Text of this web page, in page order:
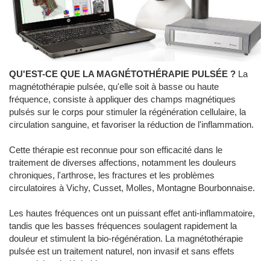
QU'EST-CE QUE LA MAGNÉTOTHÉRAPIE PULSÉE ? La
magnétothérapie pulsée, qu'elle soit à basse ou haute
fréquence, consiste à appliquer des champs magnétiques
pulsés sur le corps pour stimuler la régénération cellulaire, la
circulation sanguine, et favoriser la réduction de l'inflammation.
Cette thérapie est reconnue pour son efficacité dans le
traitement de diverses affections, notamment les douleurs
chroniques, l'arthrose, les fractures et les problèmes
circulatoires à Vichy, Cusset, Molles, Montagne Bourbonnaise.
Les hautes fréquences ont un puissant effet anti-inflammatoire,
tandis que les basses fréquences soulagent rapidement la
douleur et stimulent la bio-régénération. La magnétothérapie
pulsée est un traitement naturel, non invasif et sans effets